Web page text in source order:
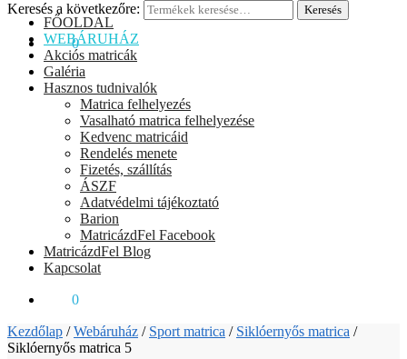
Keresés a következőre: Keresés
0Ft 0
FŐOLDAL
WEBÁRUHÁZ
Akciós matricák
Galéria
Hasznos tudnivalók
Matrica felhelyezés
Vasalható matrica felhelyezése
Kedvenc matricáid
Rendelés menete
Fizetés, szállítás
ÁSZF
Adatvédelmi tájékoztató
Barion
MatricázdFel Facebook
MatricázdFel Blog
Kapcsolat
0
Kezdőlap /Webáruház / Sport matrica / Siklóernyős matrica /
Siklóernyős matrica 5